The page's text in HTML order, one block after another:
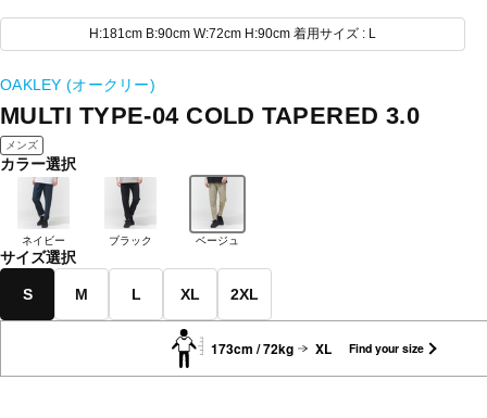
H:181cm B:90cm W:72cm H:90cm 着用サイズ : L
OAKLEY (オークリー)
MULTI TYPE-04 COLD TAPERED 3.0
メンズ
カラー選択
ネイビー ブラック ベージュ
サイズ選択
S M L XL 2XL
173cm / 72kg XL Find your size